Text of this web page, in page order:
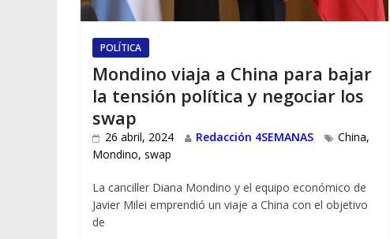
POLÍTICA
Mondino viaja a China para bajar
la tensión política y negociar los
swap
26 abril, 2024 Redacción 4SEMANAS China,
Mondino, swap
La canciller Diana Mondino y el equipo económico de
Javier Milei emprendió un viaje a China con el objetivo
de